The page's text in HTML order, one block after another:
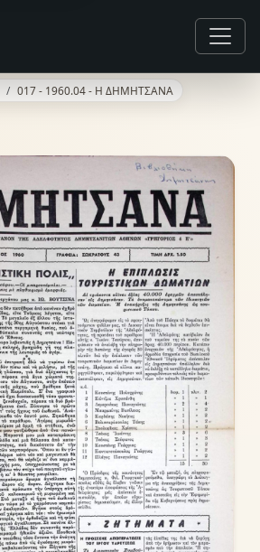
017 - 1960.04 - Η ΔΗΜΗΤΣΑΝΑ